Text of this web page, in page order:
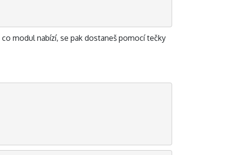
modul nabízí, se pak dostaneš pomocí tečky